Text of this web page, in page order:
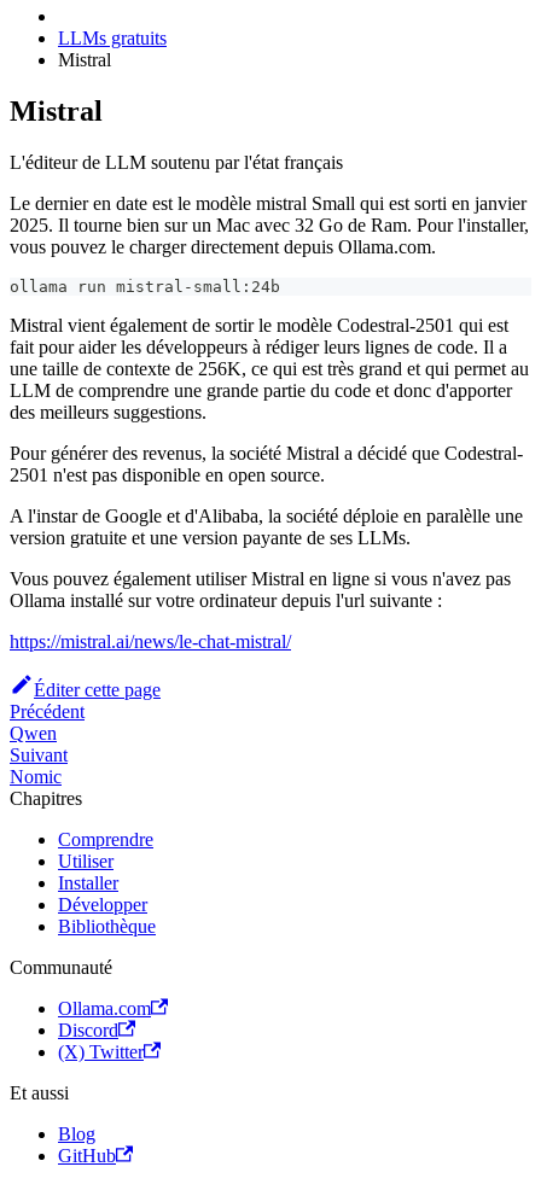
LLMs gratuits
Mistral
Mistral
L'éditeur de LLM soutenu par l'état français
Le dernier en date est le modèle mistral Small qui est sorti en janvier
2025. Il tourne bien sur un Mac avec 32 Go de Ram. Pour l'installer,
vous pouvez le charger directement depuis Ollama.com.
ollama run mistral-small:24b
Mistral vient également de sortir le modèle Codestral-2501 qui est
fait pour aider les développeurs à rédiger leurs lignes de code. Il a
une taille de contexte de 256K, ce qui est très grand et qui permet au
LLM de comprendre une grande partie du code et donc d'apporter
des meilleurs suggestions.
Pour générer des revenus, la société Mistral a décidé que Codestral-
2501 n'est pas disponible en open source.
A l'instar de Google et d'Alibaba, la société déploie en paralèlle une
version gratuite et une version payante de ses LLMs.
Vous pouvez également utiliser Mistral en ligne si vous n'avez pas
Ollama installé sur votre ordinateur depuis l'url suivante :
https://mistral.ai/news/le-chat-mistral/
Éditer cette page
Précédent
Qwen
Suivant
Nomic
Chapitres
Comprendre
Utiliser
Installer
Développer
Bibliothèque
Communauté
Ollama.com
Discord
(X) Twitter
Et aussi
Blog
GitHub